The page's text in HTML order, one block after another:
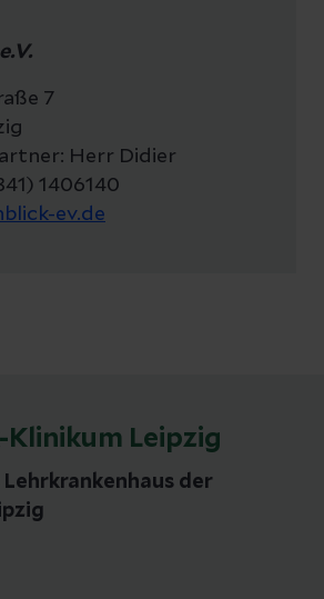
7
Herr Didier
1406140
ev.de
Klinikum Leipzig
der